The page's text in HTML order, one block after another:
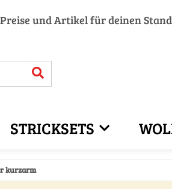
und Artikel für deinen
STRICKSETS
kurzarm